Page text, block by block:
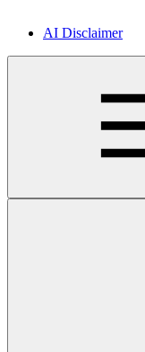
AI Disclaimer